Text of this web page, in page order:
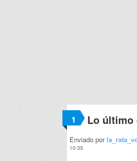
1 Lo último
Enviado por
10:35